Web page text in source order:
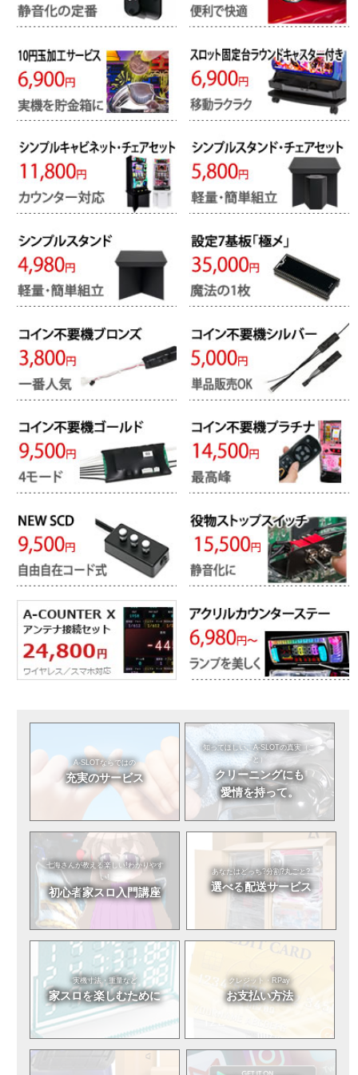
A-SLOTならではの
充実のサービス
知ってほしい。A-SLOTの真実（こ
と）
クリーニングにも
愛情を持って。
七海さんが教える楽しい!わかりやす
い!
初心者家スロ入門講座
あなたはどっち?分割?丸ごと?
選べる配送サービス
実機寸法・重量など
家スロを楽しむために
クレジット・RPay
お支払い方法